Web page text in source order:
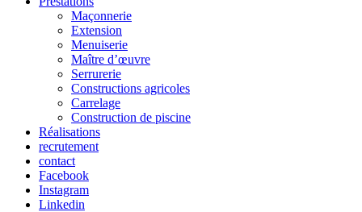
Maçonnerie
Extension
Menuiserie
Maître d’œuvre
Serrurerie
Constructions agricoles
Carrelage
Construction de piscine
Réalisations
recrutement
contact
Facebook
Instagram
Linkedin